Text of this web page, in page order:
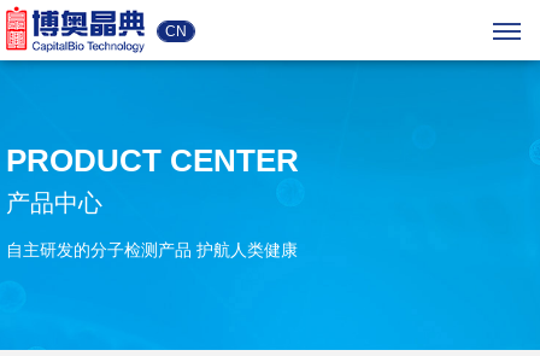
CN
PRODUCT CENTER
产品中心
自主研发的分子检测产品 护航人类健康